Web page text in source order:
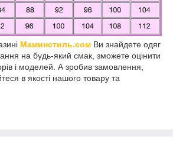
Маминстиль.сом Ви знайдете одяг
на будь-який смак, зможете оцінити
і моделей. А зробив замовлення,
в якості нашого товару та